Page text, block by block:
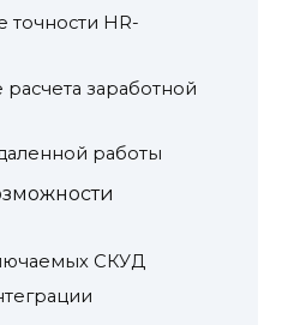
HR-
заработной
работы
СКУД